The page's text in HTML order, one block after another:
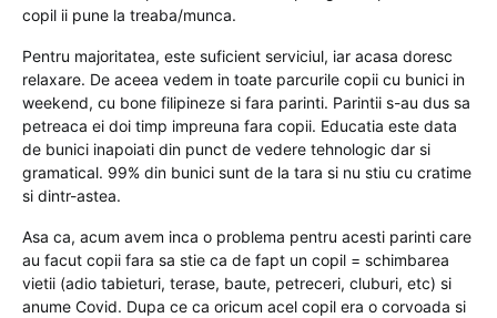
copil ii pune la treaba/munca.
Pentru majoritatea, este suficient serviciul, iar acasa doresc
relaxare. De aceea vedem in toate parcurile copii cu bunici in
weekend, cu bone filipineze si fara parinti. Parintii s-au dus sa
petreaca ei doi timp impreuna fara copii. Educatia este data
de bunici inapoiati din punct de vedere tehnologic dar si
gramatical. 99% din bunici sunt de la tara si nu stiu cu cratime
si dintr-astea.
Asa ca, acum avem inca o problema pentru acesti parinti care
au facut copii fara sa stie ca de fapt un copil = schimbarea
vietii (adio tabieturi, terase, baute, petreceri, cluburi, etc) si
anume Covid. Dupa ce ca oricum acel copil era o corvoada si